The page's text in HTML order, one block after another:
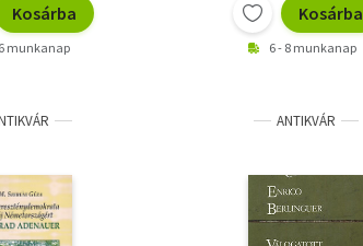
Kosárba
munkanap
Kosárba
6 - 8 munkanap
ANTIKVÁR